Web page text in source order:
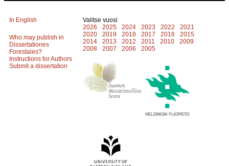
In English
Who may publish in
Dissertationes
Forestales?
Instructions for Authors
Submit a dissertation
Valitse vuosi
2026
2025 2024 2023 2022
2021
2020
2019 2018 2017 2016
2015
2014
2013 2012 2011 2010
2009
2008
2007 2006 2005